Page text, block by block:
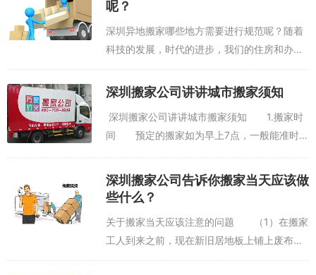
呢？
深圳异地搬家哪些地方需要进行规范呢？随着
科技的发展，时代的进步，我们的住房和办公
条件都得到了高速的发展和进步，对我们的生
活方面有了很大的改善，由此对搬家的需求也
爆，...
深圳搬家公司讲讲城市搬家须知
深圳搬家公司讲讲城市搬家须知 1.搬家时
间 预定的搬家如为早上7点，一般能准时到
深圳搬家公司告诉你搬家当天应该做
些什么？
关于搬家当天应该注意的问题 （1）在搬家
工人到来之前，现在新旧居地板上铺上废布，
以免划伤地板； （2）开始搬运前，最好再